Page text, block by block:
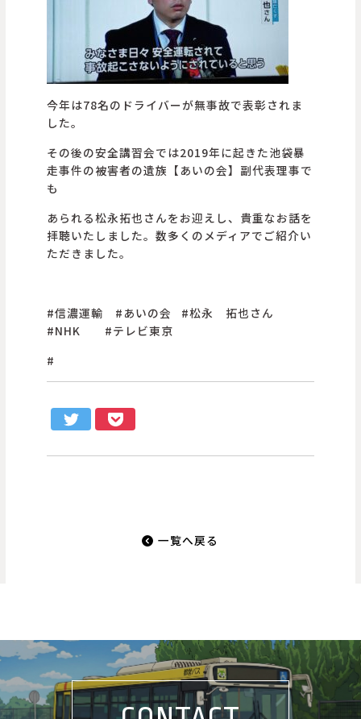
今年は78名のドライバーが無事故で表彰されま
した。
その後の安全講習会では2019年に起きた池袋暴
走事件の被害者の遺族【あいの会】副代表理事で
も
あられる松永拓也さんをお迎えし、貴重なお話を
拝聴いたしました。数多くのメディアでご紹介い
ただきました。
#信濃運輸 #あいの会 #松永 拓也さん
#NHK #テレビ東京
#
一覧へ戻る